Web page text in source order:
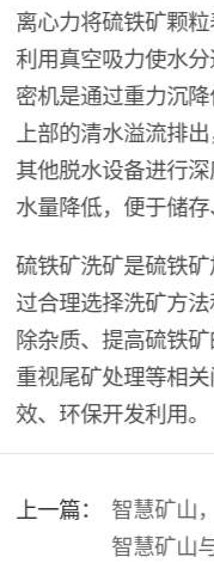
离心力将硫铁矿颗
利用真空吸力使水
密机是通过重力沉
上部的清水溢流排
其他脱水设备进行
水量降低，便于储存
硫铁矿洗矿是硫铁
过合理选择洗矿方
除杂质、提高硫铁
重视尾矿处理等相
效、环保开发利用。
上一篇：
智慧矿山
智慧矿山